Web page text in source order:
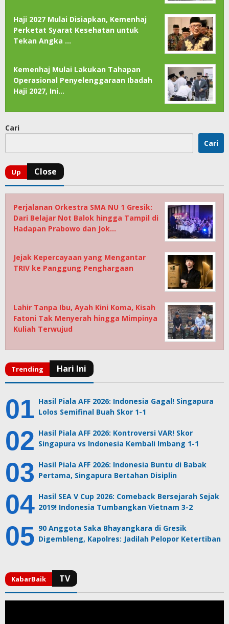
Haji 2027 Mulai Disiapkan, Kemenhaj
Perketat Syarat Kesehatan untuk
Tekan Angka …
Kemenhaj Mulai Lakukan Tahapan
Operasional Penyelenggaraan Ibadah
Haji 2027, Ini…
Cari
Cari
Perjalanan Orkestra SMA NU 1 Gresik:
Dari Belajar Not Balok hingga Tampil di
Hadapan Prabowo dan Jok…
Jejak Kepercayaan yang Mengantar
TRIV ke Panggung Penghargaan
Lahir Tanpa Ibu, Ayah Kini Koma, Kisah
Fatoni Tak Menyerah hingga Mimpinya
Kuliah Terwujud
Hasil Piala AFF 2026: Indonesia Gagal! Singapura
Lolos Semifinal Buah Skor 1-1
Hasil Piala AFF 2026: Kontroversi VAR! Skor
Singapura vs Indonesia Kembali Imbang 1-1
Hasil Piala AFF 2026: Indonesia Buntu di Babak
Pertama, Singapura Bertahan Disiplin
Hasil SEA V Cup 2026: Comeback Bersejarah Sejak
2019! Indonesia Tumbangkan Vietnam 3-2
90 Anggota Saka Bhayangkara di Gresik
Digembleng, Kapolres: Jadilah Pelopor Ketertiban